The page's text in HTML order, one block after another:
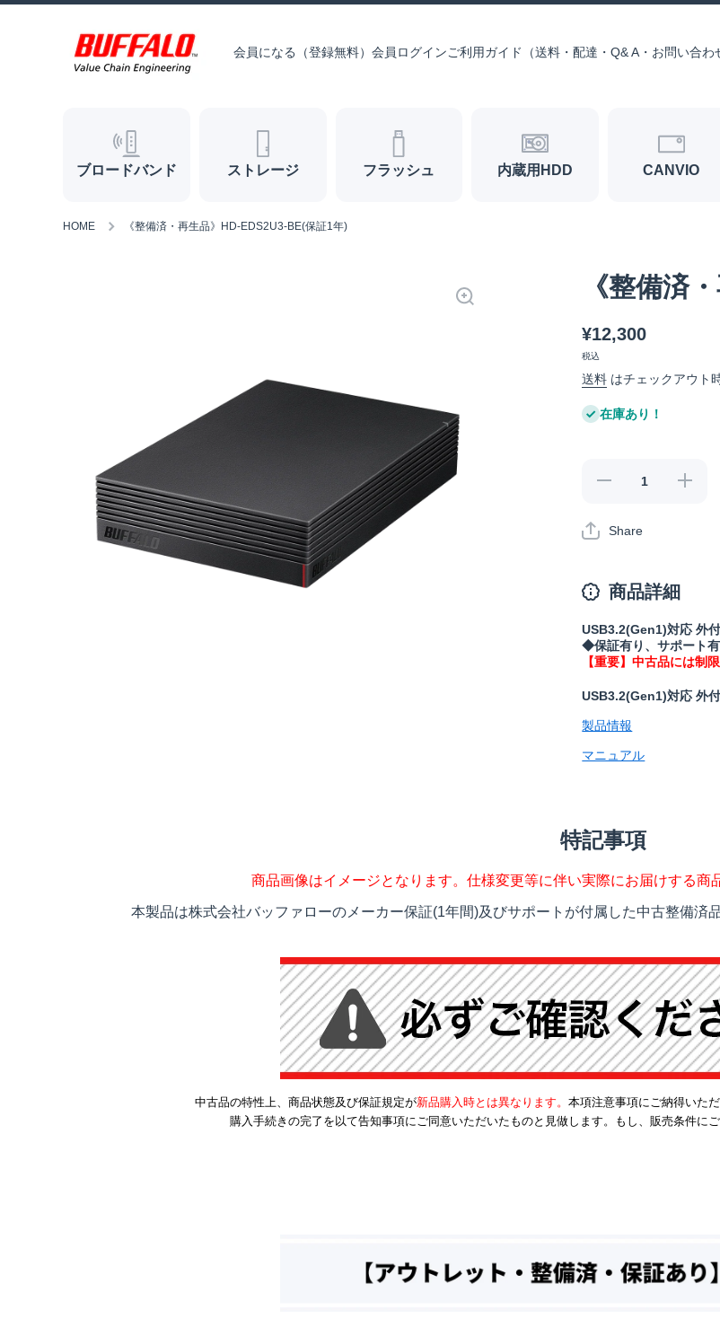
会員になる（登録無料） 会員ログインご利用ガイド（送料・配達・Q& A・お問い合わ
ブロードバンド ストレージ フラッシュ 内蔵用HDD CANVIO
HOME 《整備済・再生品》HD-EDS2U3-BE(保証1年)
《整備済
¥12,300
税込
送料 はチェックアウト
在庫あり！
《整備
EDS2U3-
BE(保証
す
《整備
Share
商品詳細
USB3.2(Gen1)対応 外
◆保証有り、サポート
【重要】中古品には制
USB3.2(Gen1)対応 外
製品情報
マニュアル
特記事項
商品画像はイメージとなります。仕様変更等に伴い実際にお届けする商
本製品は株式会社バッファローのメーカー保証(1年間)及びサポートが付属した中古整備済
中古品の特性上、商品状態及び保証規定が新品購入時とは異なります。 本項注意事項にご納得いた
購入手続きの完了を以て告知事項にご同意いただいたものと見做します。もし、販売条件に